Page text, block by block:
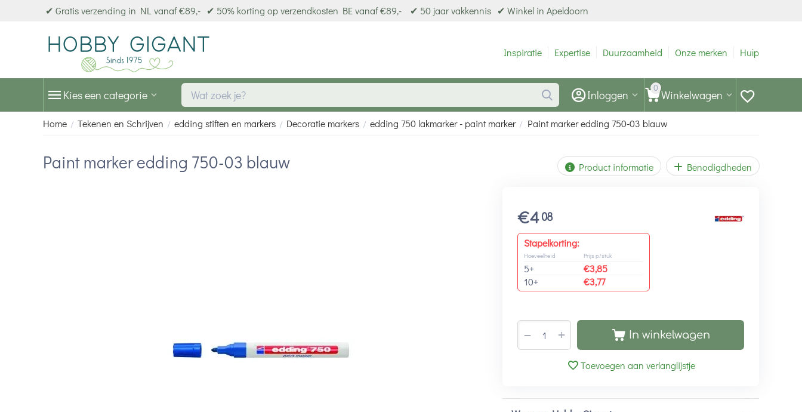
✔ Gratis verzending in NL vanaf €89,- ✔ 50% korting op verzendkosten BE vanaf €89,- ✔ 50 jaar vakkennis ✔ Winkel in Apeldoorn
Inspiratie Expertise Duurzaamheid Onze merken Hulp
Kies een categorie 0 Winkelwagen
Inloggen
Home / Tekenen en Schrijven / edding stiften en markers / Decoratie markers / edding 750 lakmarker - paint marker / Paint marker edding 750-03 blauw
Paint marker edding 750-03 blauw Product informatie Benodigdheden
€4 08
Stapelkorting:
Hoeveelheid
5+
10+
Prijs p/stuk
€3,85
€3,77
+
− In winkelwagen
Toevoegen aan verlanglijstje